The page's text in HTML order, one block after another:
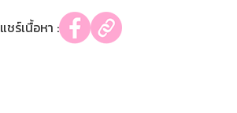
แชร์เนื้อหา :